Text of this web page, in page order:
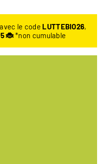
le code LUTTEBIO26,
🐞*non cumulable